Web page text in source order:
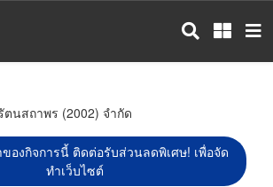
ตนสถาพร (2002) จำกัด
องกิจการนี้ ติดต่อรับส่วนลดพิเศษ! เพื่อจัด
ทำเว็บไซต์